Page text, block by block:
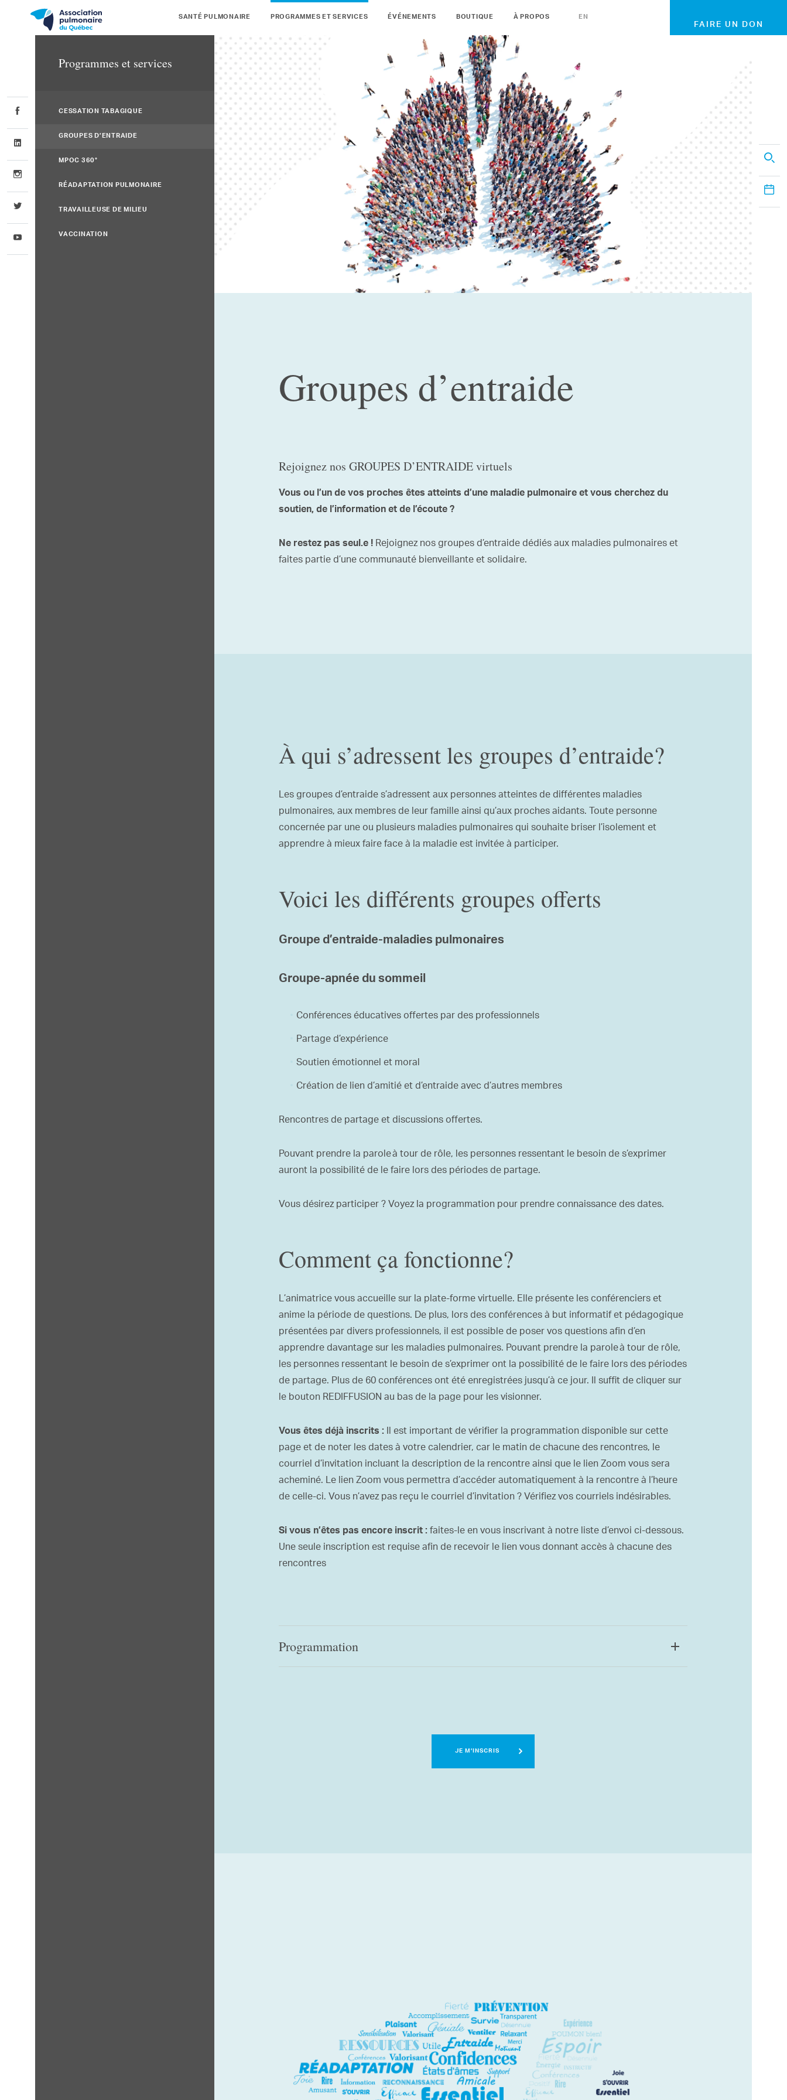
FAIRE UN DON
SANTÉ PULMONAIRE PROGRAMMES ET SERVICES ÉVÉNEMENTS BOUTIQUE À PROPOS EN
Programmes et services
CESSATION TABAGIQUE
GROUPES D’ENTRAIDE
MPOC 360°
RÉADAPTATION PULMONAIRE
TRAVAILLEUSE DE MILIEU
VACCINATION
Groupes d’entraide
Rejoignez nos GROUPES D’ENTRAIDE virtuels
Vous ou l’un de vos proches êtes atteints d’une maladie pulmonaire et vous cherchez du
soutien, de l’information et de l’écoute ?
Ne restez pas seul.e !Rejoignez nos groupes d’entraide dédiés aux maladies pulmonaires et
faites partie d’une communauté bienveillante et solidaire.
À qui s’adressent les groupes d’entraide?
Les groupes d’entraide s’adressent aux personnes atteintes de différentes maladies
pulmonaires, aux membres de leur famille ainsi qu’aux proches aidants. Toute personne
concernée par une ou plusieurs maladies pulmonaires qui souhaite briser l’isolement et
apprendre à mieux faire face à la maladie est invitée à participer.
Voici les différents groupes offerts
Groupe d’entraide-maladies pulmonaires
Groupe-apnée du sommeil
Conférences éducatives offertes par des professionnels
Partage d’expérience
Soutien émotionnel et moral
Création de lien d’amitié et d’entraide avec d’autres membres
Rencontres de partage et discussions offertes.
Pouvant prendre la parole à tour de rôle, les personnes ressentant le besoin de s’exprimer
auront la possibilité de le faire lors des périodes de partage.
Vous désirez participer ? Voyez la programmation pour prendre connaissance des dates.
Comment ça fonctionne?
L’animatrice vous accueille sur la plate-forme virtuelle. Elle présente les conférenciers et
anime la période de questions. De plus, lors des conférences à but informatif et pédagogique
présentées par divers professionnels, il est possible de poser vos questions afin d’en
apprendre davantage sur les maladies pulmonaires. Pouvant prendre la parole à tour de rôle,
les personnes ressentant le besoin de s’exprimer ont la possibilité de le faire lors des périodes
de partage. Plus de 60 conférences ont été enregistrées jusqu’à ce jour. Il suffit de cliquer sur
le bouton REDIFFUSION au bas de la page pour les visionner.
Vous êtes déjà inscrits :Il est important de vérifierla programmationdisponible surcette
pageetde noterles datesà votre calendrier,car le matin de chacune des rencontres, le
courriel d’invitationincluantla descriptionde la rencontreainsi que le lienZoomvous sera
acheminé.Le lien Zoom vous permettra d’accéder automatiquement à la rencontre à l’heure
de celle-ci. Vous n’avez pas reçu le courriel d’invitation ? Vérifiez vos courriels indésirables.
Si vous n’êtes pas encore inscrit :faites-le en vous inscrivant à notre liste d’envoi ci-dessous.
Une seule inscription est requise afin de recevoir le lien vous donnant accès à chacune des
rencontres
Programmation
JE M’INSCRIS